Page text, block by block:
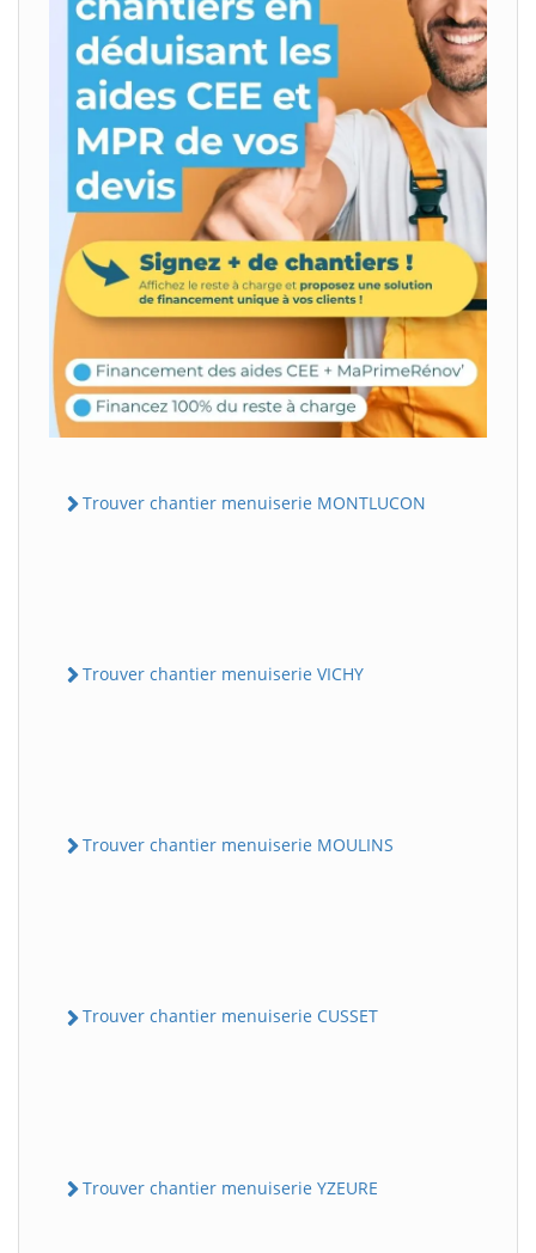
Trouver chantier menuiserie MONTLUCON
Trouver chantier menuiserie VICHY
Trouver chantier menuiserie MOULINS
Trouver chantier menuiserie CUSSET
Trouver chantier menuiserie YZEURE